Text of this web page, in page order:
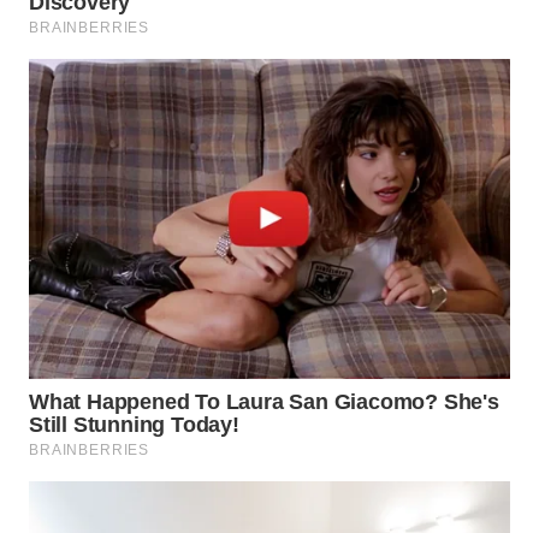
SIMALUNGUN
WN
LABUHANBATU
WN
TAPANULI
TENGAH
WN DELI
SERDANG
WN
TEBING
TINGGI
WN